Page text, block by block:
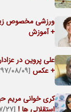
ورزشی مخصوص
+ آموزش
علی پروین در
+ عکس [۱۳۹۷/۰۸/۰۹]
کری خوانی مریم
استقلالی ها ! [۱۳۹۶/۰۷/۲۷]